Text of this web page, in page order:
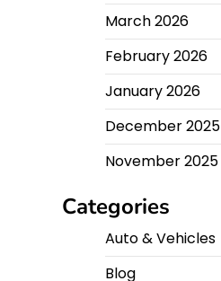
March 2026
February 2026
January 2026
December 2025
November 2025
Categories
Auto & Vehicles
Blog